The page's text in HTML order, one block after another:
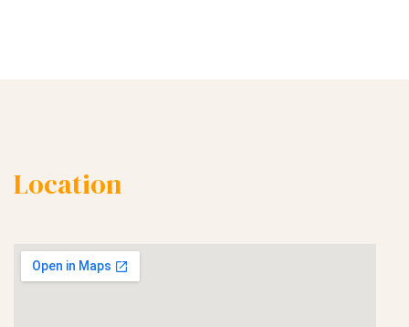
Location